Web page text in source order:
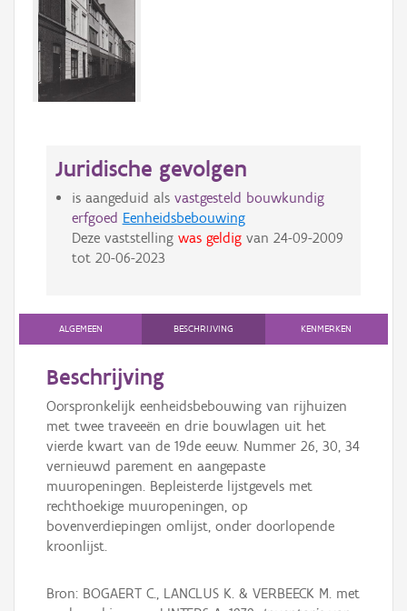
Juridische gevolgen
is aangeduid als vastgesteld bouwkundig
erfgoed Eenheidsbebouwing
Deze vaststelling was geldigvan 24-09-2009
tot 20-06-2023
ALGEMEEN BESCHRIJVING KENMERKEN
Beschrijving
Oorspronkelijk eenheidsbebouwing van rijhuizen
met twee traveeën en drie bouwlagen uit het
vierde kwart van de 19de eeuw. Nummer 26, 30, 34
vernieuwd parement en aangepaste
muuropeningen. Bepleisterde lijstgevels met
rechthoekige muuropeningen, op
bovenverdiepingen omlijst, onder doorlopende
kroonlijst.
Bron: BOGAERT C., LANCLUS K. & VERBEECK M. met